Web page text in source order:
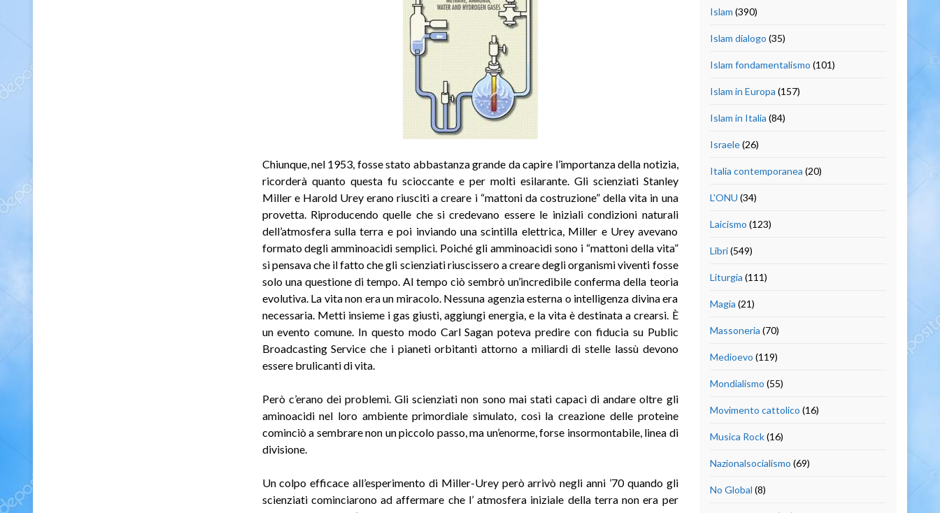
Chiunque, nel 1953, fosse stato abbastanza grande da capire l’importanza della notizia,
ricorderà quanto questa fu scioccante e per molti esilarante. Gli scienziati Stanley
Miller e Harold Urey erano riusciti a creare i “mattoni da costruzione” della vita in una
provetta. Riproducendo quelle che si credevano essere le iniziali condizioni naturali
dell’atmosfera sulla terra e poi inviando una scintilla elettrica, Miller e Urey avevano
formato degli amminoacidi semplici. Poiché gli amminoacidi sono i “mattoni della vita”
si pensava che il fatto che gli scienziati riuscissero a creare degli organismi viventi fosse
solo una questione di tempo. Al tempo ciò sembrò un’incredibile conferma della teoria
evolutiva. La vita non era un miracolo. Nessuna agenzia esterna o intelligenza divina era
necessaria. Metti insieme i gas giusti, aggiungi energia, e la vita è destinata a crearsi. È
un evento comune. In questo modo Carl Sagan poteva predire con fiducia su Public
Broadcasting Service che i pianeti orbitanti attorno a miliardi di stelle lassù devono
essere brulicanti di vita.
Però c’erano dei problemi. Gli scienziati non sono mai stati capaci di andare oltre gli
aminoacidi nel loro ambiente primordiale simulato, così la creazione delle proteine
cominciò a sembrare non un piccolo passo, ma un’enorme, forse insormontabile, linea di
divisione.
Un colpo efficace all’esperimento di Miller-Urey però arrivò negli anni ’70 quando gli
scienziati cominciarono ad affermare che l’ atmosfera iniziale della terra non era per
Islam (390)
Islam dialogo (35)
Islam fondamentalismo (101)
Islam in Europa (157)
Islam in Italia (84)
Israele(26)
Italia contemporanea (20)
L'ONU (34)
Laicismo (123)
Libri(549)
Liturgia (111)
Magia (21)
Massoneria (70)
Medioevo (119)
Mondialismo (55)
Movimento cattolico (16)
Musica Rock(16)
Nazionalsocialismo (69)
No Global (8)